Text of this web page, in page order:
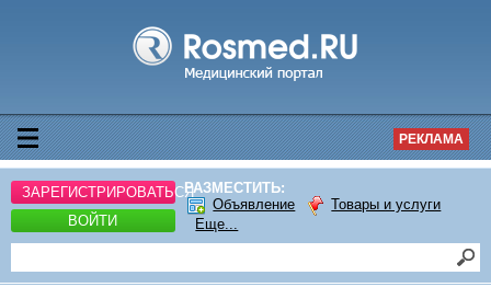
РЕКЛАМА
ЗАРЕГИСТРИРОВАТЬСЯ
ВОЙТИ
РАЗМЕСТИТЬ:
Объявление
Товары и услуги
Еще...